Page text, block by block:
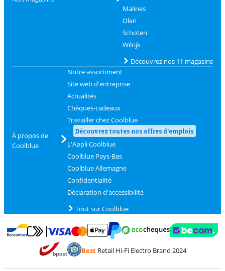
Malines
Olen
Schoten
Wilrijk
Découvrez nos 11 magasins
À propos de
Coolblue
Notre assortiment
Site web d'entreprise
Actualités
Chèques-cadeaux
Travailler chez Coolblue
Découvrez toutes nos offres d'emplois
L'Appli Coolblue
Coolblue Pays-Bas
Coolblue Allemagne
Confidentialité
Déclaration d'accessibilité
Tout sur Coolblue
Payer avec Bancontact
Payer avec MasterCard et Visa via ClickToPay
Payer avec PayPal
BestRetail Hi-Fi Electro Brand 2024